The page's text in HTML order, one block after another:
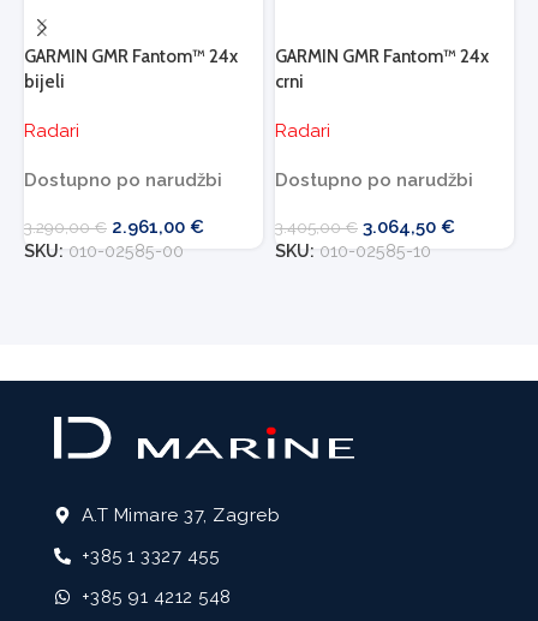
GARMIN GMR Fantom™ 24x
bijeli
Radari
Dostupno po narudžbi
3.290,00€ 2.961,00 €
SKU: 010-02585-00
GARMIN GMR Fantom™ 24x
crni
Radari
Dostupno po narudžbi
3.405,00€ 3.064,50 €
SKU: 010-02585-10
A.T Mimare 37, Zagreb
+385 1 3327 455
+385 91 4212 548